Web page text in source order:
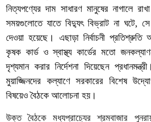
নিত্যপণ্যের দাম সাধারণ মানুষের নাগালে রাখা
সময়গুলোতে যাতে বিদ্যুৎ বিভ্রাট না ঘটে, সে
দেওয়া হয়েছে। এছাড়া নির্বাচনী প্রতিশ্রুতি
কৃষক কার্ড ও স্বাস্থ্য কার্ডের মতো
দৃশ্যমান করার নির্দেশনা দিয়েছেন প্রধানমন্ত্রী।
মুয়াজ্জিনদের কল্যাণে সরকারের বিশেষ
বিষয়েও বৈঠকে আলোচনা হয়।
উক্ত বৈঠকে মধ্যপ্রাচ্যের শ্রমবাজার